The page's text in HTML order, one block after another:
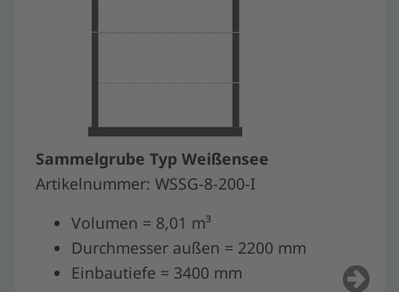
Sammelgrube Typ Weißensee
Artikelnummer: WSSG-8-200-I
Volumen = 8,01 m³
Durchmesser außen = 2200 mm
Einbautiefe = 3400 mm